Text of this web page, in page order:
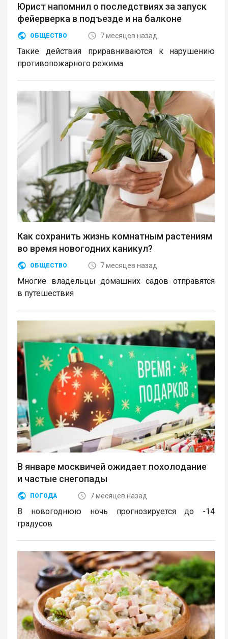
Юрист напомнил о последствиях за запуск
фейерверка в подъезде и на балконе
ОБЩЕСТВО 7 месяцев назад
Такие действия приравниваются к нарушению
противопожарного режима
Как сохранить жизнь комнатным растениям
во время новогодних каникул?
ОБЩЕСТВО 7 месяцев назад
Многие владельцы домашних садов отправятся
в путешествия
В январе москвичей ожидает похолодание
и частые снегопады
ПОГОДА 7 месяцев назад
В новогоднюю ночь прогнозируется до -14
градусов